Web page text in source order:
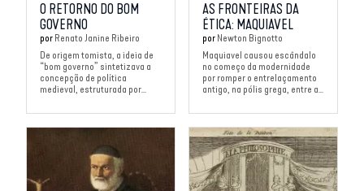
O RETORNO DO BOM
GOVERNO
por Renato Janine Ribeiro
De origem tomista, a ideia de
“bom governo” sintetizava a
concepção de política
medieval, estruturada por...
AS FRONTEIRAS DA
ÉTICA: MAQUIAVEL
por Newton Bignotto
Maquiavel causou escândalo
no começo da modernidade
por romper o entrelaçamento
antigo, na pólis grega, entre a...